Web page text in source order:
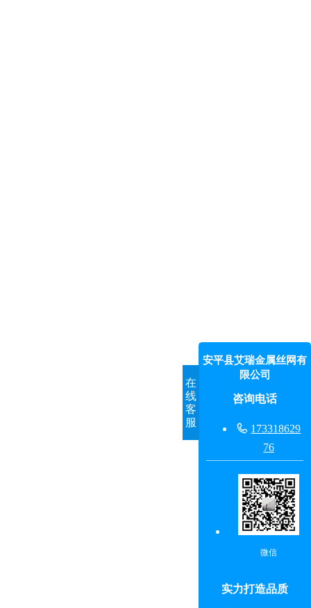
在
线
客
服
安平县艾瑞金属丝网有
限公司
咨询电话
 173318629
76
微信
实力打造品质